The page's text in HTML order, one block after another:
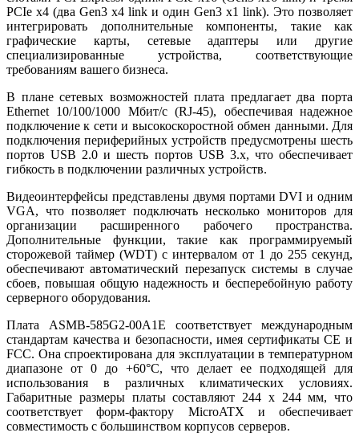
PCIe x4 (два Gen3 x4 link и один Gen3 x1 link). Это позволяет
интегрировать дополнительные компоненты, такие как
графические карты, сетевые адаптеры или другие
специализированные устройства, соответствующие
требованиям вашего бизнеса.
В плане сетевых возможностей плата предлагает два порта
Ethernet 10/100/1000 Мбит/с (RJ-45), обеспечивая надежное
подключение к сети и высокоскоростной обмен данными. Для
подключения периферийных устройств предусмотрены шесть
портов USB 2.0 и шесть портов USB 3.x, что обеспечивает
гибкость в подключении различных устройств.
Видеоинтерфейсы представлены двумя портами DVI и одним
VGA, что позволяет подключать несколько мониторов для
организации расширенного рабочего пространства.
Дополнительные функции, такие как программируемый
сторожевой таймер (WDT) с интервалом от 1 до 255 секунд,
обеспечивают автоматический перезапуск системы в случае
сбоев, повышая общую надежность и бесперебойную работу
серверного оборудования.
Плата ASMB-585G2-00A1E соответствует международным
стандартам качества и безопасности, имея сертификаты CE и
FCC. Она спроектирована для эксплуатации в температурном
диапазоне от 0 до +60°C, что делает ее подходящей для
использования в различных климатических условиях.
Габаритные размеры платы составляют 244 x 244 мм, что
соответствует форм-фактору MicroATX и обеспечивает
совместимость с большинством корпусов серверов.